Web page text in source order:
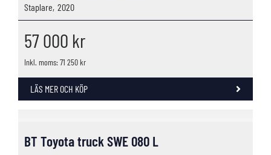
Staplare, 2020
57 000 kr
Inkl. moms: 71 250 kr
LÄS MER OCH KÖP
BT Toyota truck SWE 080 L